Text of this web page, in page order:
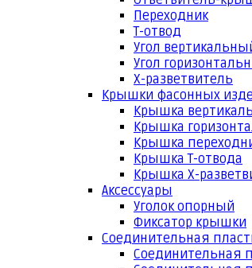
Переходник
Т-отвод
Угол
Угол
Х-разветвитель
Крышки фасонных
Крышка
Крышка
Крышка
Крышка Т-отвода
Крышка Х-
Аксессуары
Уголок опорный
Фиксатор крышки
Соединительная
Соединительная